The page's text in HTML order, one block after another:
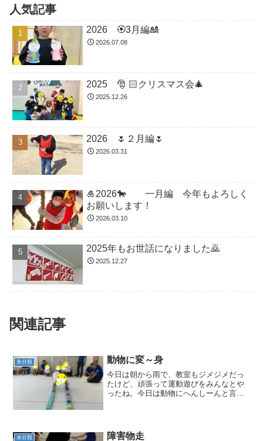
人気記事
2026 🏵3月編🎎
2026.07.08
2025 🎅 🏻クリスマス会🎄
2025.12.26
2026 🌷２月編🌷
2026.03.31
🎍2026🐎 一月編 今年もよろしく
お願いします！
2026.03.10
2025年もお世話になりました🙇
2025.12.27
関連記事
未分類 動物に変～身
今日は朝から雨で、教室もジメジメだっ
たけど、頑張って運動遊びをみんなとや
ったね。今日は動物にへんしーんと言う
貼ってある動物に変身した...
未分類 障害物走